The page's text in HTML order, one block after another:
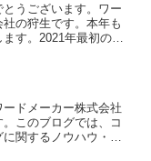
うございます。ワー
社の狩生です。本年も
す。2021年最初のブ
もちろん予定ではあ
事...
ドメーカー株式会社
このブログでは、コ
に関するノウハウ・方